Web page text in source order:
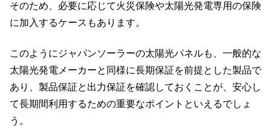
そのため、必要に応じて火災保険や太陽光発電専用の保険
に加入するケースもあります。
このようにジャパンソーラーの太陽光パネルも、一般的な
太陽光発電メーカーと同様に長期保証を前提とした製品で
あり、製品保証と出力保証を確認しておくことが、安心し
て長期間利用するための重要なポイントといえるでしょ
う。